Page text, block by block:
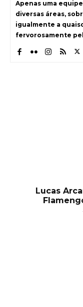
Apenas uma
diversas áreas,
igualmente a
fervorosamente
Lucas